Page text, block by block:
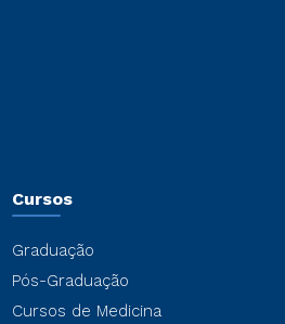
Cursos
Graduação
Pós-Graduação
Cursos de Medicina